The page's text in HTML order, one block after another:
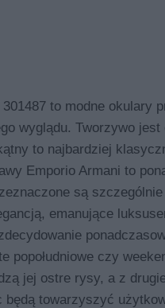
to modne
wyglądu. Tworzywo
to najbardziej
Emporio Armani to
są
emanujące
popołudniowe czy
jej ostre rysy, a z
towarzyszyć